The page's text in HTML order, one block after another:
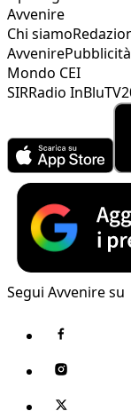
Avvenire
Chi siamo
AvvenirePubblicità
Mondo CEI
SIRRadio InBlu
Segui Avvenire su